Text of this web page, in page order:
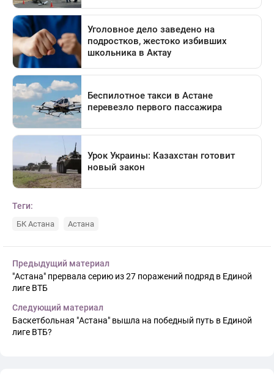
Теги:
БК Астана Астана
Предыдущий материал
"Астана" прервала серию из 27 поражений подряд в Единой
лиге ВТБ
Следующий материал
Баскетбольная "Астана" вышла на победный путь в Единой
лиге ВТБ?